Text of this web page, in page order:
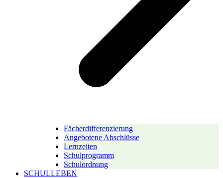
Fächerdifferenzierung
Angebotene Abschlüsse
Lernzeiten
Schulprogramm
Schulordnung
SCHULLEBEN